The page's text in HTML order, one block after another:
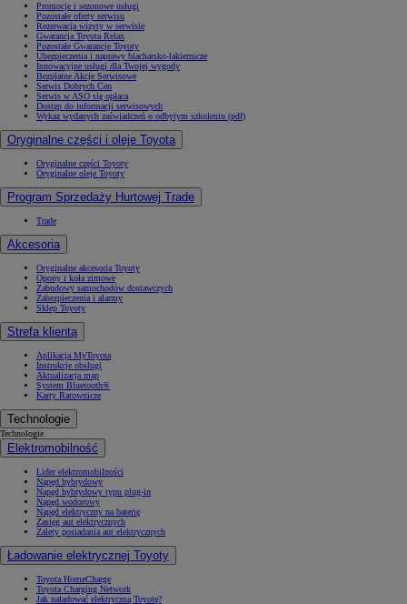
Promocje i sezonowe usługi
Pozostałe oferty serwisu
Rezerwacja wizyty w serwisie
Gwarancja Toyota Relax
Pozostałe Gwarancje Toyoty
Ubezpieczenia i naprawy blacharsko-lakiernicze
Innowacyjne usługi dla Twojej wygody
Bezpłatne Akcje Serwisowe
Serwis Dobrych Cen
Serwis w ASO się opłaca
Dostęp do informacji serwisowych
Wykaz wydanych zaświadczeń o odbytym szkoleniu (pdf)
Oryginalne części i oleje Toyota
Oryginalne części Toyoty
Oryginalne oleje Toyoty
Program Sprzedaży Hurtowej Trade
Trade
Akcesoria
Oryginalne akcesoria Toyoty
Opony i koła zimowe
Zabudowy samochodów dostawczych
Zabezpieczenia i alarmy
Sklep Toyoty
Strefa klienta
Aplikacja MyToyota
Instrukcje obsługi
Aktualizacja map
System Bluetooth®
Karty Ratownicze
Technologie
Technologie
Elektromobilność
Lider elektromobilności
Napęd hybrydowy
Napęd hybrydowy typu plug-in
Napęd wodorowy
Napęd elektryczny na baterię
Zasięg aut elektrycznych
Zalety posiadania aut elektrycznych
Ładowanie elektrycznej Toyoty
Toyota HomeCharge
Toyota Charging Network
Jak naładować elektryczną Toyotę?